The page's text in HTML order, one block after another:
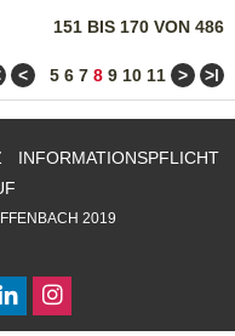
151 BIS 170 VON 486
< 5 6 7 8 9 10 11 > >ǀ
INFORMATIONSPFLICHT
2019